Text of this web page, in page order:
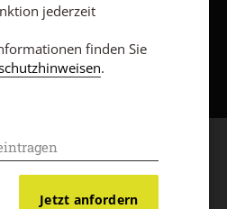
oben
jederzeit
finden Sie
.
Jetzt anfordern